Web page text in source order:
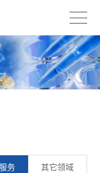
务 其它领域